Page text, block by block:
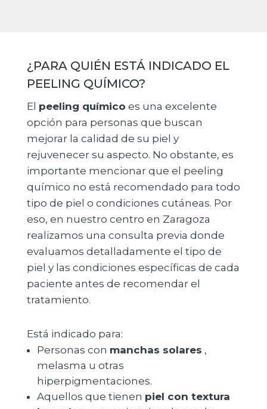
¿PARA QUIÉN ESTÁ INDICADO EL
PEELING QUÍMICO?
El peeling químico es una excelente
opción para personas que buscan
mejorar la calidad de su piel y
rejuvenecer su aspecto. No obstante, es
importante mencionar que el peeling
químico no está recomendado para todo
tipo de piel o condiciones cutáneas. Por
eso, en nuestro centro en Zaragoza
realizamos una consulta previa donde
evaluamos detalladamente el tipo de
piel y las condiciones específicas de cada
paciente antes de recomendar el
tratamiento.
Está indicado para:
Personas con manchas solares ,
melasma u otras
hiperpigmentaciones.
Aquellos que tienen piel con textura